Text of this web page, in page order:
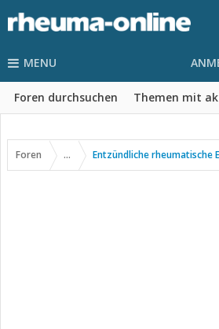
MENU
Foren durchsuchen Themen mit
Foren ... Entzündliche rheumatische